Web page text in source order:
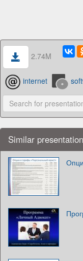
2.74M
internet
Similar